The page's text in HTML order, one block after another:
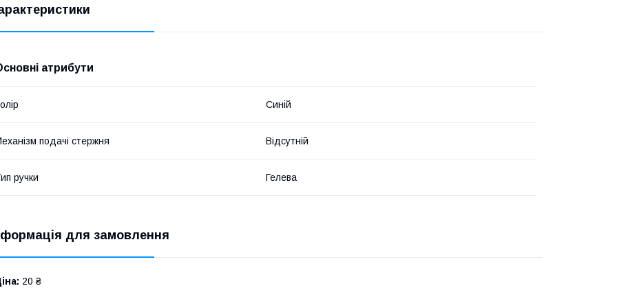
атрибути
Синій
подачі стержня Відсутній
ручки Гелева
для замовлення
20 ₴